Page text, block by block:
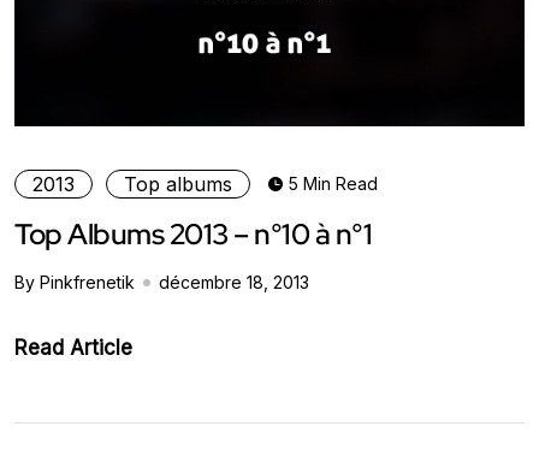
2013 Top albums 5 Min Read
Top Albums 2013 – n°10 à n°1
By Pinkfrenetik décembre 18, 2013
Read Article